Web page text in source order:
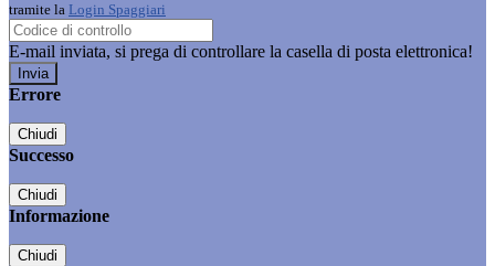
tramite la Login Spaggiari
E-mail inviata, si prega di controllare la casella di posta elettronica!
Errore
Chiudi
Successo
Chiudi
Informazione
Chiudi